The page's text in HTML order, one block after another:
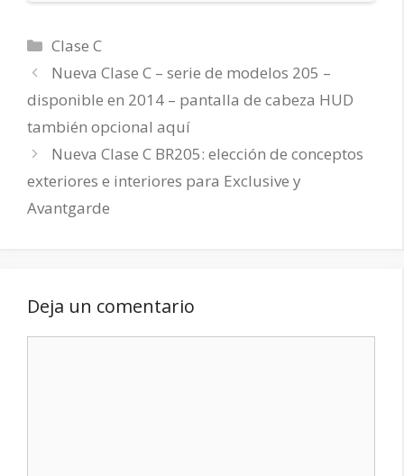
Categorías
Clase C
Nueva Clase C – serie de modelos 205 –
disponible en 2014 – pantalla de cabeza HUD
también opcional aquí
Nueva Clase C BR205: elección de conceptos
exteriores e interiores para Exclusive y
Avantgarde
Deja un comentario